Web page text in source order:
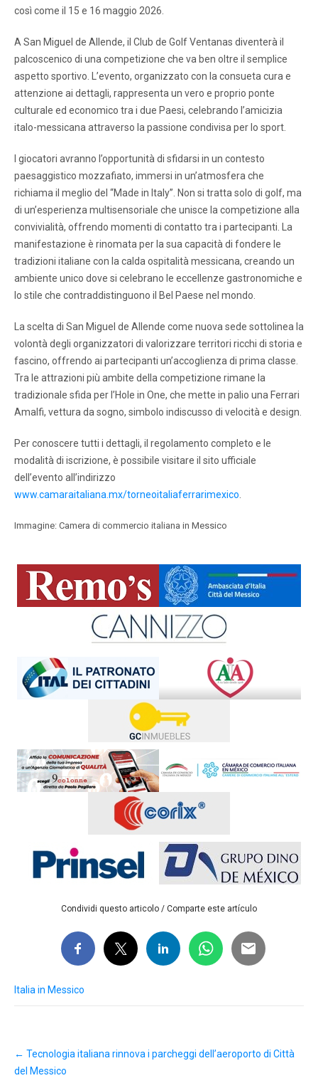
così come il 15 e 16 maggio 2026.
A San Miguel de Allende, il Club de Golf Ventanas diventerà il
palcoscenico di una competizione che va ben oltre il semplice
aspetto sportivo. L’evento, organizzato con la consueta cura e
attenzione ai dettagli, rappresenta un vero e proprio ponte
culturale ed economico tra i due Paesi, celebrando l’amicizia
italo-messicana attraverso la passione condivisa per lo sport.
I giocatori avranno l’opportunità di sfidarsi in un contesto
paesaggistico mozzafiato, immersi in un’atmosfera che
richiama il meglio del “Made in Italy”. Non si tratta solo di golf, ma
di un’esperienza multisensoriale che unisce la competizione alla
convivialità, offrendo momenti di contatto tra i partecipanti. La
manifestazione è rinomata per la sua capacità di fondere le
tradizioni italiane con la calda ospitalità messicana, creando un
ambiente unico dove si celebrano le eccellenze gastronomiche e
lo stile che contraddistinguono il Bel Paese nel mondo.
La scelta di San Miguel de Allende come nuova sede sottolinea la
volontà degli organizzatori di valorizzare territori ricchi di storia e
fascino, offrendo ai partecipanti un’accoglienza di prima classe.
Tra le attrazioni più ambite della competizione rimane la
tradizionale sfida per l’Hole in One, che mette in palio una Ferrari
Amalfi, vettura da sogno, simbolo indiscusso di velocità e design.
Per conoscere tutti i dettagli, il regolamento completo e le
modalità di iscrizione, è possibile visitare il sito ufficiale
dell’evento all’indirizzo
www.camaraitaliana.mx/torneoitaliaferrarimexico
Immagine: Camera di commercio italiana in Messico
Condividi questo articolo / Comparte este artículo
Italia in Messico
navigation
← Tecnologia italiana rinnova i parcheggi dell’aeroporto di Città
del Messico